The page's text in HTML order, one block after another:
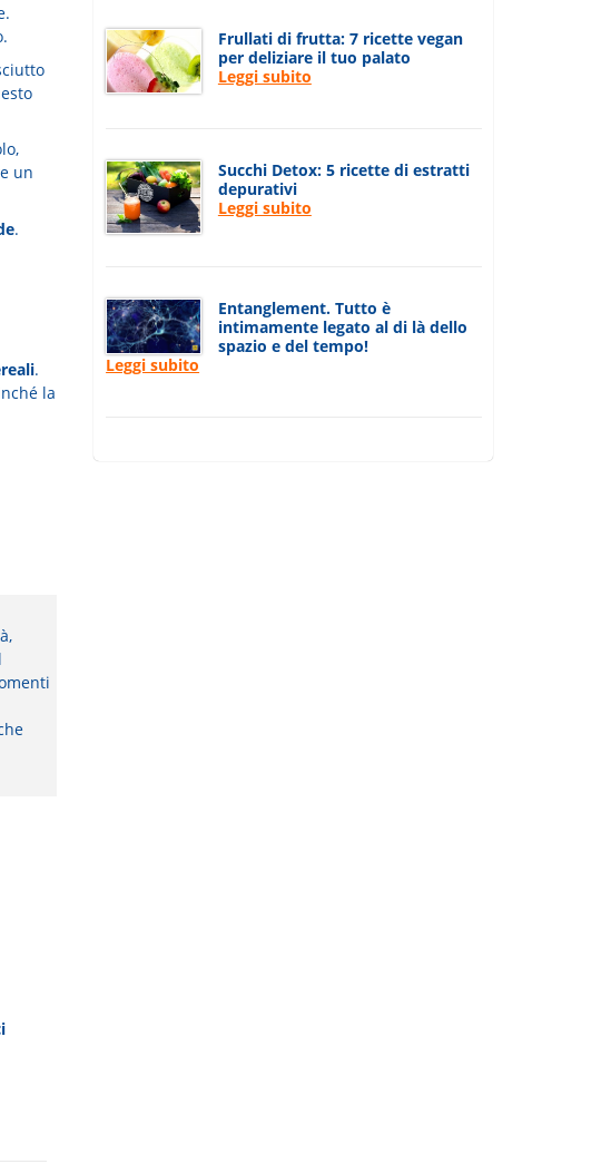
un
.
.
la
Frullati di frutta: 7 ricette vegan
per deliziare il tuo palato
Leggi subito
Succhi Detox: 5 ricette di estratti
depurativi
Leggi subito
Entanglement. Tutto è
intimamente legato al di là dello
spazio e del tempo!
Leggi subito